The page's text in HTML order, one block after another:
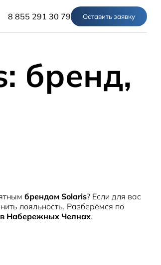
8 855 291 30 79 Оставить заявку
МОДЕЛИ
Solaris HC
Плати частями
Помощь на дорогах
Информация о дилере
Новости
бренд,
брендом Solaris? Если для вас
лояльность. Разберёмся по
Набережных Челнах.